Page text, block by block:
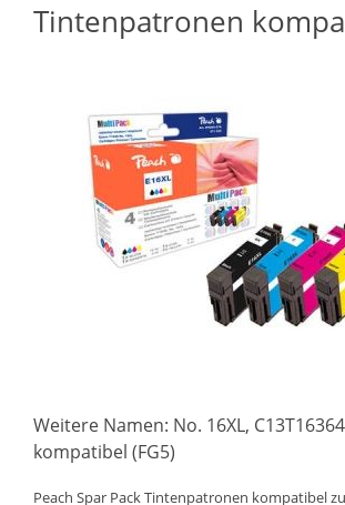
Tintenpatronen
Weitere Namen: No. 16XL,
kompatibel (FG5)
Peach Spar Pack Tintenpatronen kompatibel